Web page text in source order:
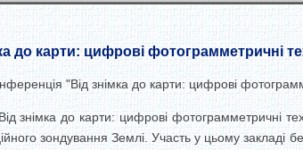
до карти: цифрові фотограмметричні
"Від знімка до карти: цифрові
знімка до карти: цифрові фотограмметричні
зондування Землі. Участь у цьому закладі